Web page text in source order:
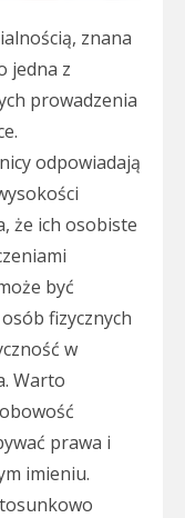
znana
jedna z
prowadzenia
odpowiadają
że ich osobiste
być
fizycznych
w
Warto
prawa i
imieniu.